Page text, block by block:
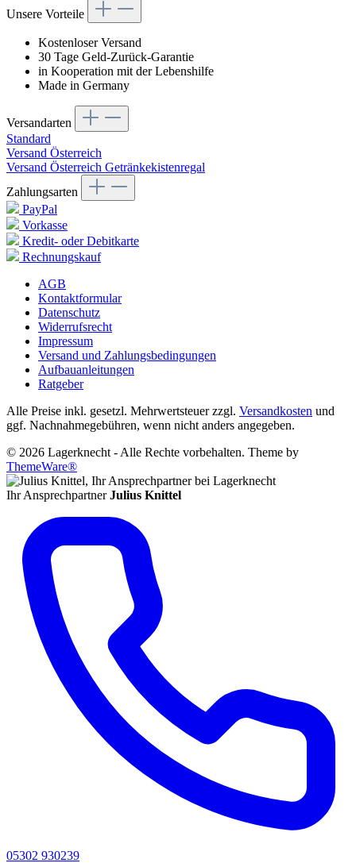
Unsere Vorteile
Kostenloser Versand
30 Tage Geld-Zurück-Garantie
in Kooperation mit der Lebenshilfe
Made in Germany
Versandarten
Standard
Versand Österreich
Versand Österreich Getränkekistenregal
Zahlungsarten
PayPal
Vorkasse
Kredit- oder Debitkarte
Rechnungskauf
AGB
Kontaktformular
Datenschutz
Widerrufsrecht
Impressum
Versand und Zahlungsbedingungen
Aufbauanleitungen
Ratgeber
Alle Preise inkl. gesetzl. Mehrwertsteuer zzgl. Versandkosten und
ggf. Nachnahmegebühren, wenn nicht anders angegeben.
© 2026 Lagerknecht - Alle Rechte vorbehalten. Theme by
ThemeWare®
Ihr Ansprechpartner Julius Knittel
05302 930239